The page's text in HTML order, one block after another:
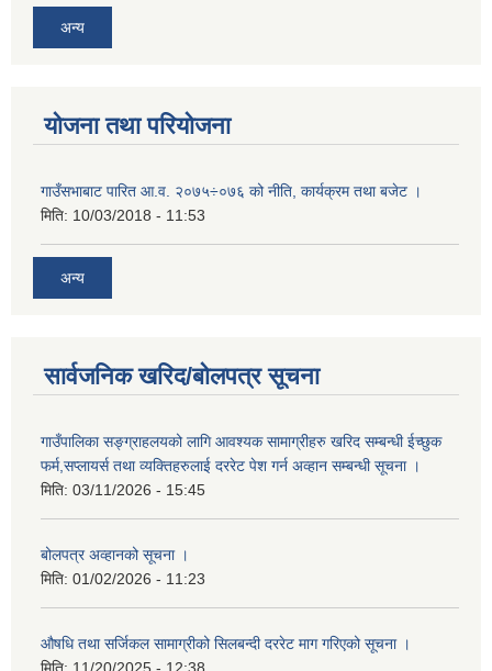
अन्य
योजना तथा परियोजना
गाउँसभाबाट पारित आ.व. २०७५÷०७६ को नीति, कार्यक्रम तथा बजेट ।
मिति: 10/03/2018 - 11:53
अन्य
सार्वजनिक खरिद/बोलपत्र सूचना
गाउँपालिका सङ्ग्राहलयको लागि आवश्यक सामाग्रीहरु खरिद सम्बन्धी ईच्छुक
फर्म,सप्लायर्स तथा व्यक्तिहरुलाई दररेट पेश गर्न अव्हान सम्बन्धी सूचना ।
मिति: 03/11/2026 - 15:45
बोलपत्र अव्हानको सूचना ।
मिति: 01/02/2026 - 11:23
औषधि तथा सर्जिकल सामाग्रीको सिलबन्दी दररेट माग गरिएको सूचना ।
मिति: 11/20/2025 - 12:38